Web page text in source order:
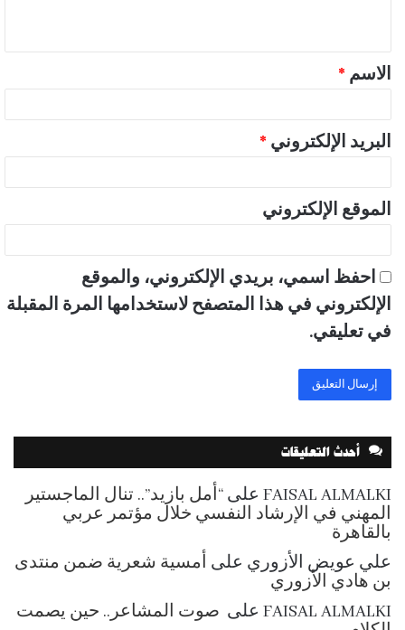
ق
*
الاسم *
البريد الإلكتروني *
الموقع الإلكتروني
احفظ اسمي، بريدي الإلكتروني، والموقع
الإلكتروني في هذا المتصفح لاستخدامها المرة المقبلة
في تعليقي.
أحدث التعليقات
FAISAL ALMALKI على “أمل بازيد”.. تنال الماجستير
المهني في الإرشاد النفسي خلال مؤتمر عربي
بالقاهرة
علي عويض الأزوري على أمسية شعرية ضمن منتدى
بن هادي الأزوري
FAISAL ALMALKI على صوت المشاعر.. حين يصمت